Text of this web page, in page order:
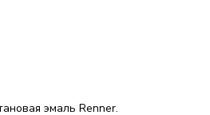
эмаль Renner.